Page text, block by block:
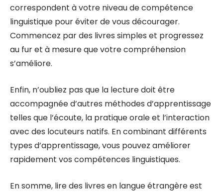
correspondent à votre niveau de compétence
linguistique pour éviter de vous décourager.
Commencez par des livres simples et progressez
au fur et à mesure que votre compréhension
s’améliore.
Enfin, n’oubliez pas que la lecture doit être
accompagnée d’autres méthodes d’apprentissage
telles que l’écoute, la pratique orale et l’interaction
avec des locuteurs natifs. En combinant différents
types d’apprentissage, vous pouvez améliorer
rapidement vos compétences linguistiques.
En somme, lire des livres en langue étrangère est